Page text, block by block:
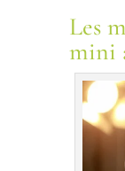
Les
mini